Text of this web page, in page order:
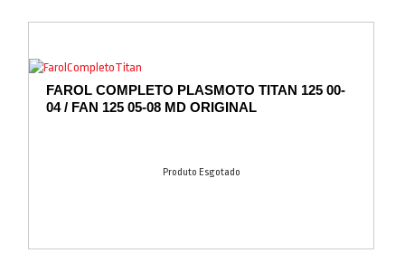
FAROL COMPLETO PLASMOTO TITAN 125 00-
04 / FAN 125 05-08 MD ORIGINAL
Produto Esgotado